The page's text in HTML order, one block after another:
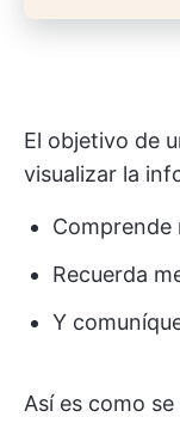
El objetivo de
visualizar la
Comprende
Recuerda
Y
Así es como